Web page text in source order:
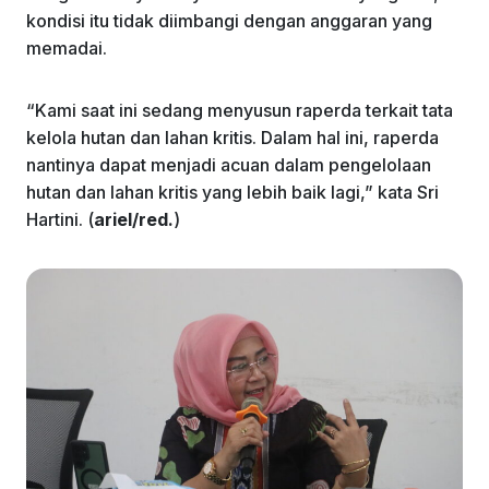
kondisi itu tidak diimbangi dengan anggaran yang
memadai.
“Kami saat ini sedang menyusun raperda terkait tata
kelola hutan dan lahan kritis. Dalam hal ini, raperda
nantinya dapat menjadi acuan dalam pengelolaan
hutan dan lahan kritis yang lebih baik lagi,” kata Sri
Hartini. (ariel/red.)